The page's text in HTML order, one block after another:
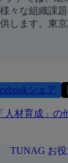
々な組織課
します。東
シェア
「 人材育成 」の